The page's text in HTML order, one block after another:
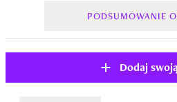
PODSUMOWANIE
Dodaj